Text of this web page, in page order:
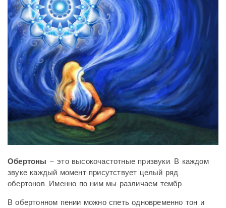
Обертоны – это высокочастотные призвуки. В каждом
звуке каждый момент присутствует целый ряд
обертонов. Именно по ним мы различаем тембр.
В обертонном пении можно спеть одновременно тон и